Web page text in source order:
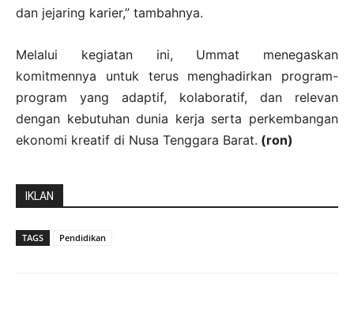
dan jejaring karier,” tambahnya.
Melalui kegiatan ini, Ummat menegaskan
komitmennya untuk terus menghadirkan program-
program yang adaptif, kolaboratif, dan relevan
dengan kebutuhan dunia kerja serta perkembangan
ekonomi kreatif di Nusa Tenggara Barat. (ron)
IKLAN
TAGS Pendidikan